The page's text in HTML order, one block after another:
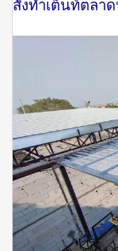
สั่งทำเต็นท์ตลา